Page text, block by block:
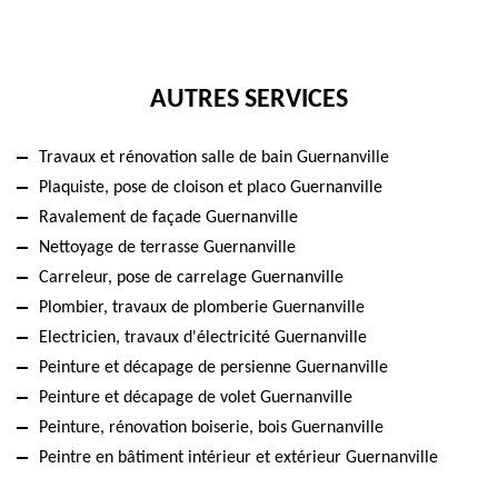
AUTRES SERVICES
Travaux et rénovation salle de bain Guernanville
Plaquiste, pose de cloison et placo Guernanville
Ravalement de façade Guernanville
Nettoyage de terrasse Guernanville
Carreleur, pose de carrelage Guernanville
Plombier, travaux de plomberie Guernanville
Electricien, travaux d'électricité Guernanville
Peinture et décapage de persienne Guernanville
Peinture et décapage de volet Guernanville
Peinture, rénovation boiserie, bois Guernanville
Peintre en bâtiment intérieur et extérieur Guernanville